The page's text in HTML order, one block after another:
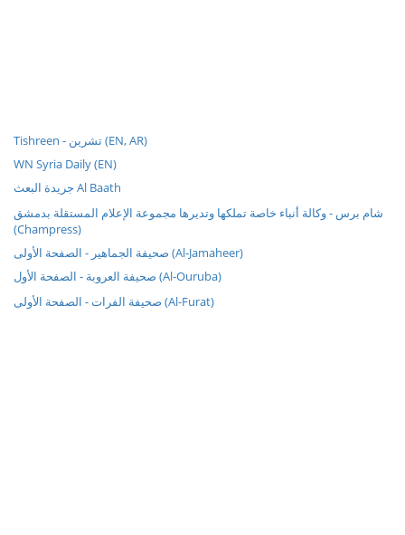
Tishreen - تشرين (EN, AR)
WN Syria Daily (EN)
جريدة البعث Al Baath
شام برس - وكالة أنباء خاصة تملكها وتديرها مجموعة الإعلام المستقلة بدمشق
(Champress)
صحيفة الجماهير - الصفحة الأولى (Al-Jamaheer)
صحيفة العروبة - الصفحة الأول (Al-Ouruba)
صحيفة الفرات - الصفحة الأولى (Al-Furat)